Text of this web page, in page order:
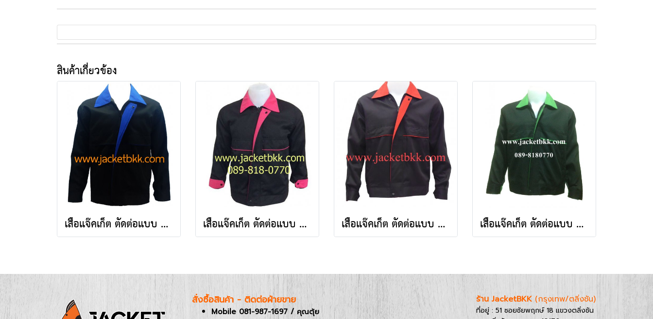
สินค้าเกี่ยวข้อง
เสื้อแจ๊คเก็ต ตัดต่อแบบ A สีดำปกสีน้ำเงิน ผ้าคอมทวิว เสื้อแจ๊คเก็ต ตัดต่อแบบ A สีดำปกสีชมพูบานเย็น ผ้าคอมทวิว เสื้อแจ๊คเก็ต ตัดต่อแบบ A สีดำปกสีแดง ผ้าคอมทวิว เสื้อแจ๊คเก็ต ตัดต่อแบบ A สีดำปกสีเขียว ผ้าคอมทวิว
สั่งซื้อสินค้า - ติดต่อฝ่ายขาย
Mobile 081-987-1697 / คุณตุ้ย
ร้าน JacketBKK(กรุงเทพ/ตลิ่งชัน)
ที่อยู่ : 51 ซอยชัยพฤกษ์ 18 แขวงตลิ่งชัน